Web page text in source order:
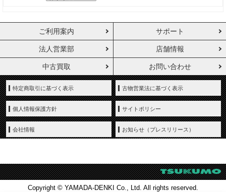
ご利用案内 サポート
法人営業部 店舗情報
中古買取 お問い合わせ
特定商取引に基づく表示 古物営業法に基づく表示
個人情報保護方針 サイトポリシー
会社情報 お知らせ（プレスリリース）
Copyright © YAMADA-DENKI Co., Ltd. All rights reserved.